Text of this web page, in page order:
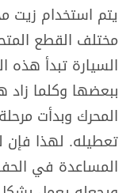
يتم استخدام زيت
مختلف القطع
السيارة تبدأ هذه
ببعضها وكلما زاد
المحرك وبدأت
تعطيله. لهذا
المساعدة في